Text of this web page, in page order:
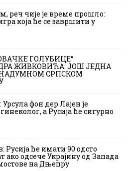
реч чије је време прошло:
која ће се завршити у
ГОЛУБИЦЕ“
ЖИВКОВИЋА: ЈОШ ЈЕДНА
СРПСКОМ
фон дер Лајен је
а Русија ће сигурно
Русија ће имати 90 одсто
ако одсече Украјину од Запада
на Дњепру